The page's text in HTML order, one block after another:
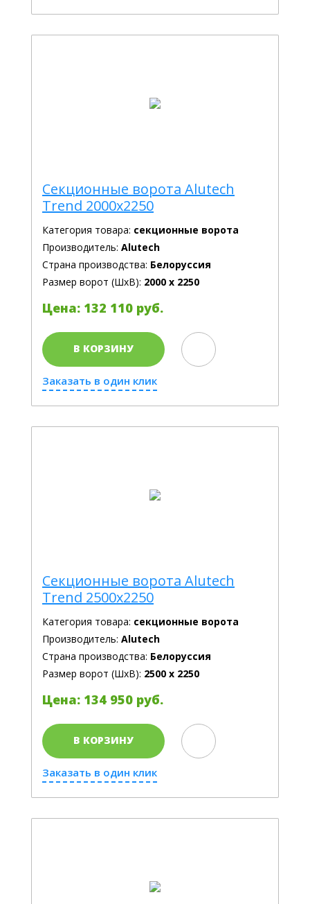
Секционные ворота Alutech
Trend 2000x2250
Категория товара: секционные ворота
Производитель: Alutech
Страна производства: Белоруссия
Размер ворот (ШхВ): 2000 х 2250
Цена: 132 110 руб.
В КОРЗИНУ
Заказать в один клик
Секционные ворота Alutech
Trend 2500х2250
Категория товара: секционные ворота
Производитель: Alutech
Страна производства: Белоруссия
Размер ворот (ШхВ): 2500 х 2250
Цена: 134 950 руб.
В КОРЗИНУ
Заказать в один клик